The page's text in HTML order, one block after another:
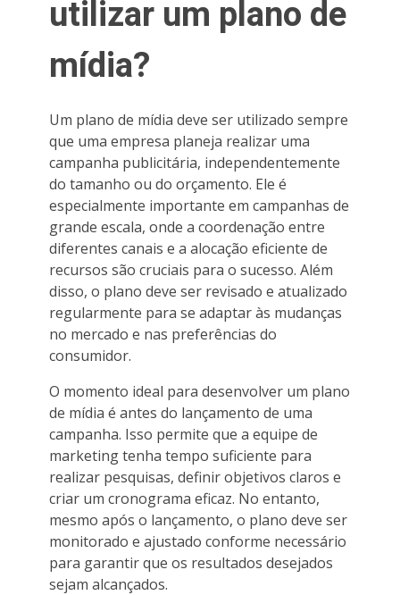
utilizar um plano de
mídia?
Um plano de mídia deve ser utilizado sempre
que uma empresa planeja realizar uma
campanha publicitária, independentemente
do tamanho ou do orçamento. Ele é
especialmente importante em campanhas de
grande escala, onde a coordenação entre
diferentes canais e a alocação eficiente de
recursos são cruciais para o sucesso. Além
disso, o plano deve ser revisado e atualizado
regularmente para se adaptar às mudanças
no mercado e nas preferências do
consumidor.
O momento ideal para desenvolver um plano
de mídia é antes do lançamento de uma
campanha. Isso permite que a equipe de
marketing tenha tempo suficiente para
realizar pesquisas, definir objetivos claros e
criar um cronograma eficaz. No entanto,
mesmo após o lançamento, o plano deve ser
monitorado e ajustado conforme necessário
para garantir que os resultados desejados
sejam alcançados.